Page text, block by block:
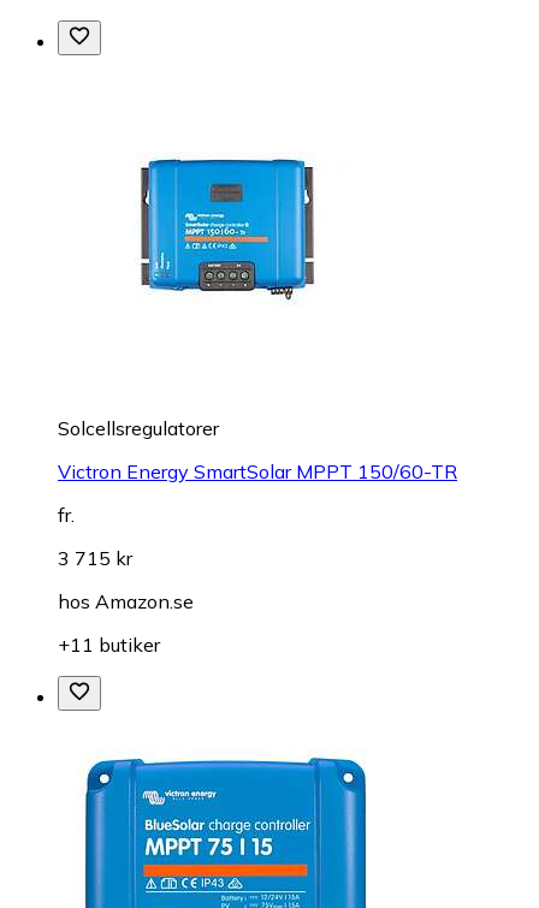
Solcellsregulatorer
Victron Energy SmartSolar MPPT 150/60-TR
fr.
3 715 kr
hos Amazon.se
+11 butiker